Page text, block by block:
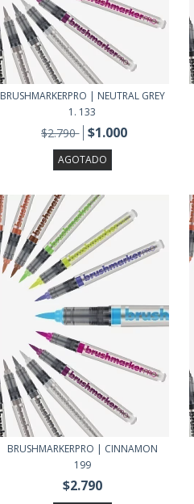
BRUSHMARKERPRO | NEUTRAL GREY
1. 133
$2.790 $1.000
AGOTADO
BRUSHMARKERPRO | CINNAMON
199
$2.790